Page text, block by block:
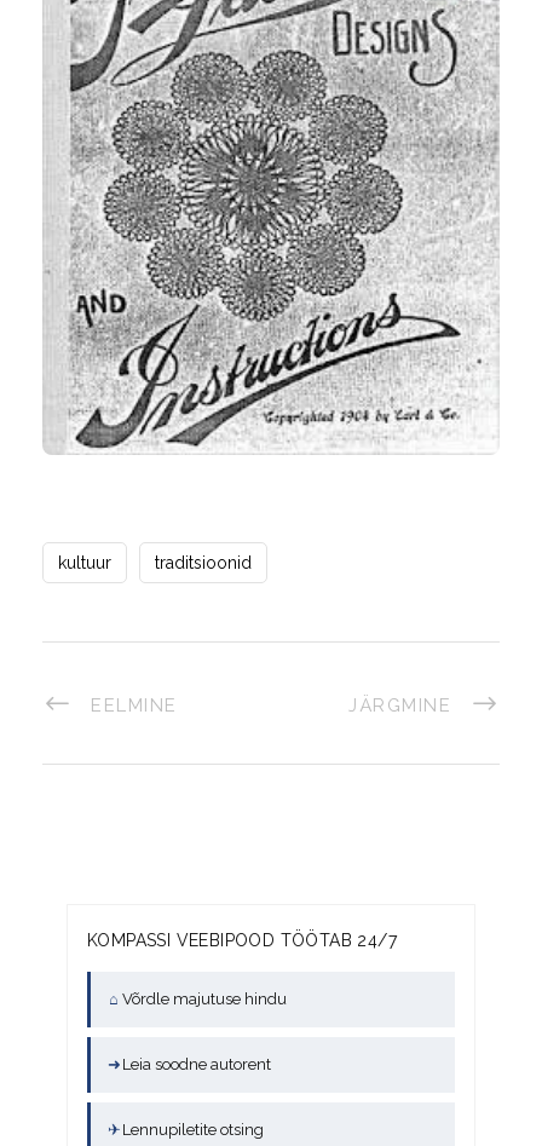
kultuur traditsioonid
EELMINE JÄRGMINE
KOMPASSI VEEBIPOOD TÖÖTAB 24/7
⌂ Võrdle majutuse hindu
➜ Leia soodne autorent
✈ Lennupiletite otsing